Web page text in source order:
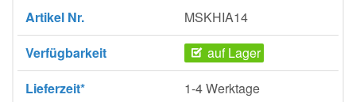
Artikel Nr.
MSKHIA14
Verfügbarkeit
auf Lager
Lieferzeit*
1-4 Werktage